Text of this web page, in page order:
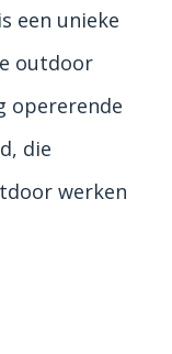
een unieke
outdoor
opererende
die
werken